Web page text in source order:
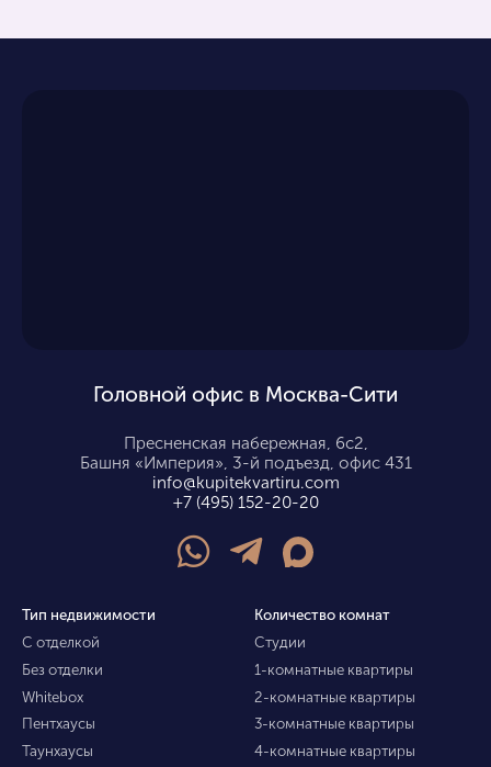
Головной офис в Москва-Сити
Пресненская набережная, 6с2,
Башня «Империя», 3-й подъезд, офис 431
info@kupitekvartiru.com
+7 (495) 152-20-20
Тип недвижимости
С отделкой
Без отделки
Whitebox
Пентхаусы
Таунхаусы
Количество комнат
Студии
1-комнатные квартиры
2-комнатные квартиры
3-комнатные квартиры
4-комнатные квартиры